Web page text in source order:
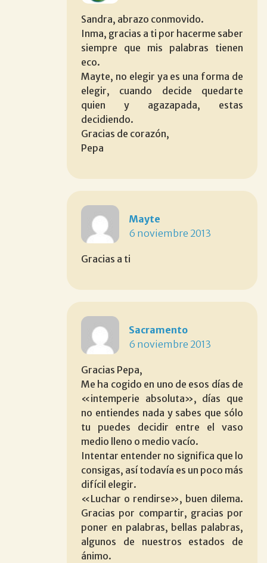
Sandra, abrazo conmovido.
Inma, gracias a ti por hacerme saber
siempre que mis palabras tienen
eco.
Mayte, no elegir ya es una forma de
elegir, cuando decide quedarte
quien y agazapada, estas
decidiendo.
Gracias de corazón,
Pepa
Mayte
6 noviembre 2013
Gracias a ti
Sacramento
6 noviembre 2013
Gracias Pepa,
Me ha cogido en uno de esos días de
«intemperie absoluta», días que
no entiendes nada y sabes que sólo
tu puedes decidir entre el vaso
medio lleno o medio vacío.
Intentar entender no significa que lo
consigas, así todavía es un poco más
difícil elegir.
«Luchar o rendirse», buen dilema.
Gracias por compartir, gracias por
poner en palabras, bellas palabras,
algunos de nuestros estados de
ánimo.